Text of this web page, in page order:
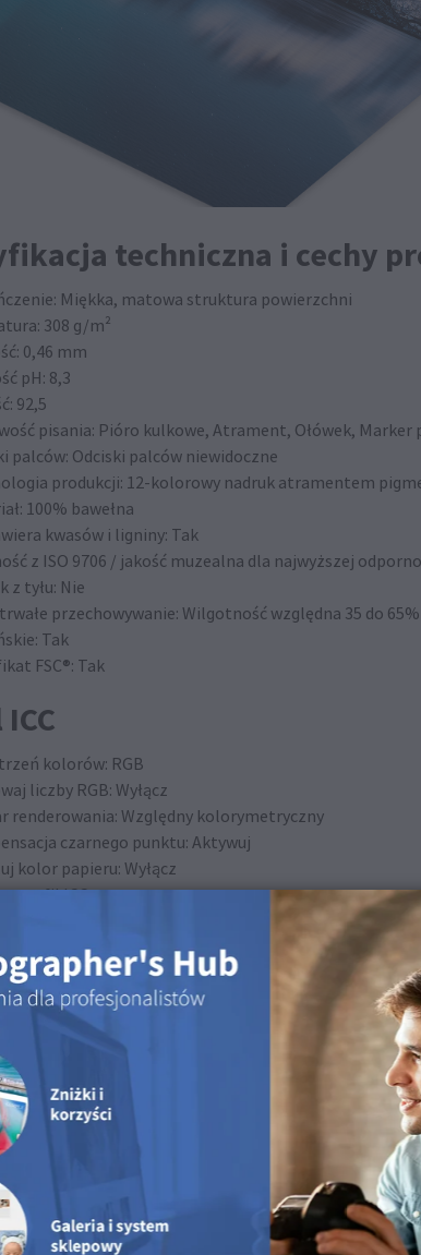
techniczna i cechy
Miękka, matowa struktura powierzchni
308 g/m²
0,46 mm
pH: 8,3
92,5
pisania: Pióro kulkowe, Atrament, Ołówek,
palców: Odciski palców niewidoczne
produkcji: 12-kolorowy nadruk atramentem
100% bawełna
kwasów i ligniny: Tak
z ISO 9706 / jakość muzealna dla najwyższej
z tyłu: Nie
przechowywanie: Wilgotność względna 35 do 65%
Tak
FSC®: Tak
kolorów: RGB
liczby RGB: Wyłącz
renderowania: Względny kolorymetryczny
czarnego punktu: Aktywuj
kolor papieru: Wyłącz
profil ICC
dotyczące czyszczenia
czyszczenia tej powierzchni.
w następujących
jest dostępna dla Druków FineArt i Plakatów
tę powierzchnię w